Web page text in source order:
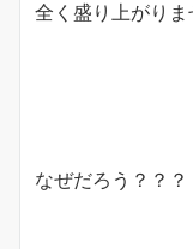
全く盛り上がりま
なぜだろう？？